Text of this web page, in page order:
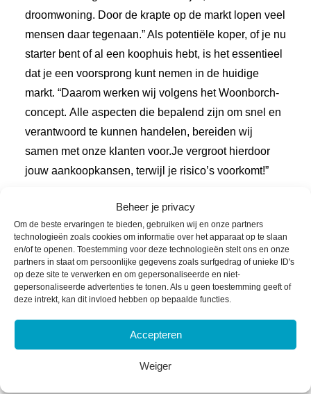
Beheer je privacy
Om de beste ervaringen te bieden, gebruiken wij en onze partners
technologieën zoals cookies om informatie over het apparaat op te slaan
en/of te openen. Toestemming voor deze technologieën stelt ons en onze
partners in staat om persoonlijke gegevens zoals surfgedrag of unieke ID's
op deze site te verwerken en om gepersonaliseerde en niet-
gepersonaliseerde advertenties te tonen. Als u geen toestemming geeft of
deze intrekt, kan dit invloed hebben op bepaalde functies.
Accepteren
Weiger
droomwoning. Door de krapte op de markt lopen veel
mensen daar tegenaan.” Als potentiële koper, of je nu
starter bent of al een koophuis hebt, is het essentieel
dat je een voorsprong kunt nemen in de huidige
markt. “Daarom werken wij volgens het Woonborch-
concept. Alle aspecten die bepalend zijn om snel en
verantwoord te kunnen handelen, bereiden wij
samen met onze klanten voor.Je vergroot hierdoor
jouw aankoopkansen, terwijl je risico’s voorkomt!”
Verkoop biedt ook veel kansen
Het zijn goede tijden voor mensen die hun woning
willen verkopen “Dat een woning verkocht wordt is
vaak niet zo’n groot probleem. De uitdaging zit hem
er juist in om de woning vlekkeloos en voor een
uitzonderlijk bedrag te verkopen. Goed aansluiten bij
de wensen van de klant, een geweldige presentatie
van de woning, de juiste verkoopstrategie, veel
media-aandacht, maar ook op een moderne wijze